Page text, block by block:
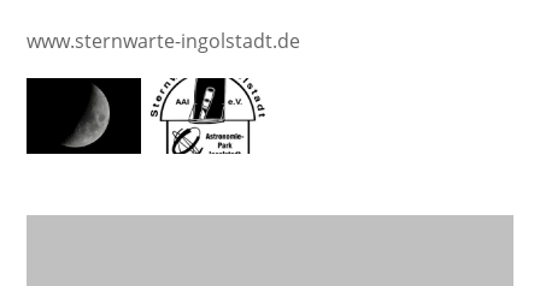
www.sternwarte-ingolstadt.de